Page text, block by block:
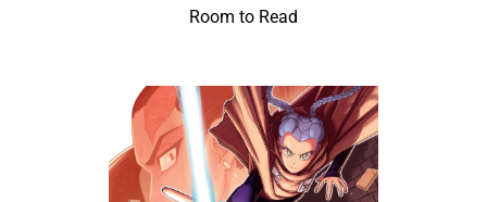
Room to Read